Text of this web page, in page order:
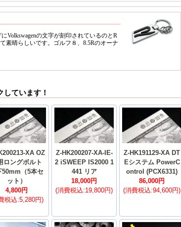
ています！
XA OZ
ロングボルト
50mm（5本セ
ット）
4,800円
税込:5,280円)
Z-HK200207-XA-IE-
2 iSWEEP IS2000 1
441 リア
18,000円
(消費税込:19,800円)
Z-HK191129-XA DT
Eシステム PowerC
ontrol (PCX6331)
86,000円
(消費税込:94,600円)